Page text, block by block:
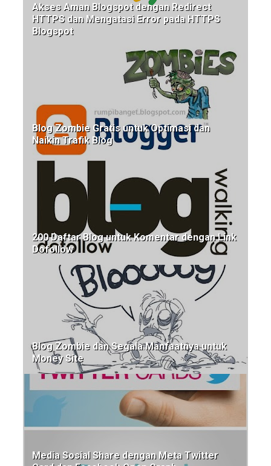
Akses Aman Blogspot dengan Redirect
HTTPS dan Mengatasi Error pada HTTPS
Blogspot
Blog Zombie Gratis untuk Optimasi dan
Naikin Trafik Blog
200 Daftar Blog untuk Komentar dengan Link
Dofollow
Blog Zombie dan Segala Manfaatnya untuk
Money Site
Media Sosial Share dengan Meta Twitter